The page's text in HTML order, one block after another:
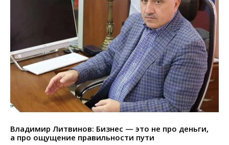
Владимир Литвинов: Бизнес — это не про деньги,
а про ощущение правильности пути